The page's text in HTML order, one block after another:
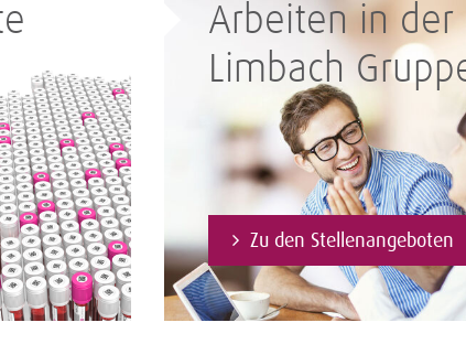
Arbeiten in der
Limbach
Zu den Stellenangeboten